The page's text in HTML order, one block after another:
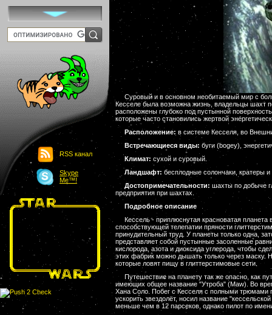
Терминология
Костюмы
Игры
8 bit
Юмор
Картинки-приколы
Download
Links
Обмен баннерами
О проекте
Обьявления
Чат
RSS канал
Skype
Me™!
Суровый и в основном необитаемый мир с
Кесселе была возможна жизнь, владельцы шахт
расположены глубоко под пустынной
которые часто становились жертвой
Расположение: в системе Кесселя, во
Встречающиеся виды: буги (bogey),
Климат: сухой и суровый.
Ландшафт: бесплодные солончаки, кратеры
Достопримечательности: шахты по добыче
предприятия при шахтах.
Подробное описание
Кессель - приплюснутая красноватая планета
способствующей телепатии пряности
принудительный труд. У планеты только одна,
представляет собой пустынные засоленные
кислорода, азота и диоксида углерода, чтобы
этих фабрик можно дышать только через маску.
которые ловят пищу в глиттерстимовые сети.
Путешествие на планету так же опасно, как
имеющих общее название "Утроба" (Maw). Во
Хана Соло. Побег с Кесселя с полными трюмами
ускорить звездолёт, носил название
меньше чем в 12 парсеков, однако пилот по